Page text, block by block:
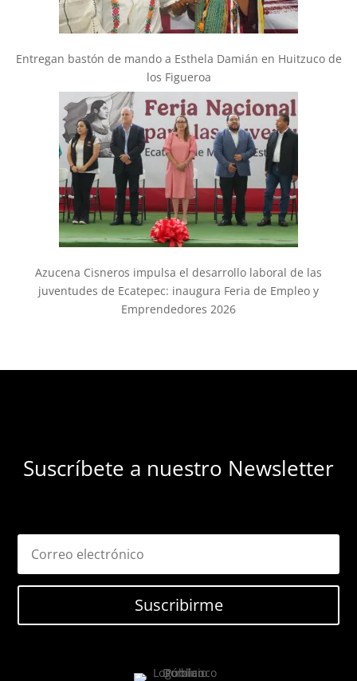
Entregan bastón de mando a Esthela Damián en Huitzuco de
los Figueroa
Azucena Cisneros impulsa el desarrollo laboral de las
juventudes de Ecatepec: inaugura Feria de Empleo y
Emprendedores 2026
Suscríbete a nuestro Newsletter
Suscribirme